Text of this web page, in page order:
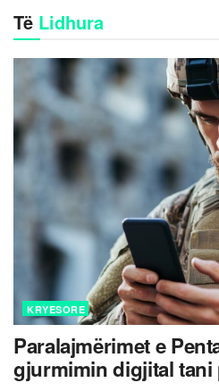
Të Lidhura
KRYESORE
Paralajmërimet e
gjurmimin digjital tani